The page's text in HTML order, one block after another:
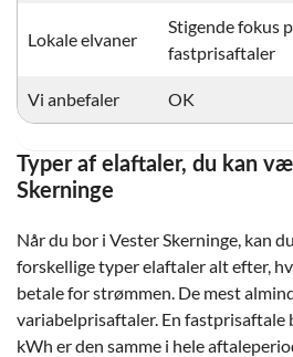
Lokale elvaner
Stigende fokus
fastprisaftaler
Vi anbefaler OK
Typer af elaftaler, du kan
Skerninge
Når du bor i Vester Skerninge, kan
forskellige typer elaftaler alt efter,
betale for strømmen. De mest
variabelprisaftaler. En fastprisaftale
kWh er den samme i hele